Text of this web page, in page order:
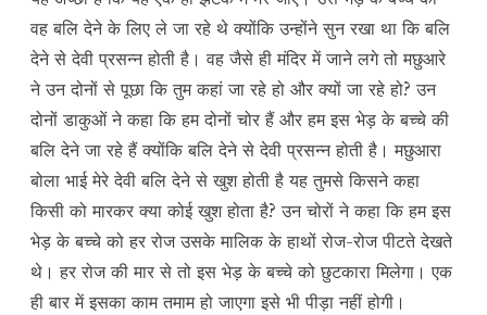
वह बलि देने के लिए ले जा रहे थे क्योंकि उन्होंने सुन रखा था कि बलि
देने से देवी प्रसन्न होती है। वह जैसे ही मंदिर में जाने लगे तो मछुआरे
ने उन दोनों से पूछा कि तुम कहां जा रहे हो और क्यों जा रहे हो? उन
दोनों डाकुओं ने कहा कि हम दोनों चोर हैं और हम इस भेड़ के बच्चे की
बलि देने जा रहे हैं क्योंकि बलि देने से देवी प्रसन्न होती है। मछुआरा
बोला भाई मेरे देवी बलि देने से खुश होती है यह तुमसे किसने कहा
किसी को मारकर क्या कोई खुश होता है? उन चोरों ने कहा कि हम इस
भेड़ के बच्चे को हर रोज उसके मालिक के हाथों रोज-रोज पीटते देखते
थे। हर रोज की मार से तो इस भेड़ के बच्चे को छुटकारा मिलेगा। एक
ही बार में इसका काम तमाम हो जाएगा इसे भी पीड़ा नहीं होगी।